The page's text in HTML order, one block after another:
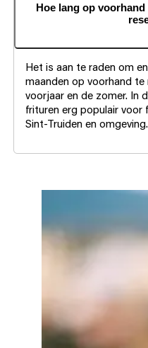
Hoe lang op
Het is aan te raden om
maanden op voorhand
voorjaar en de zomer. In
frituren erg populair voor
Sint-Truiden en omgeving.